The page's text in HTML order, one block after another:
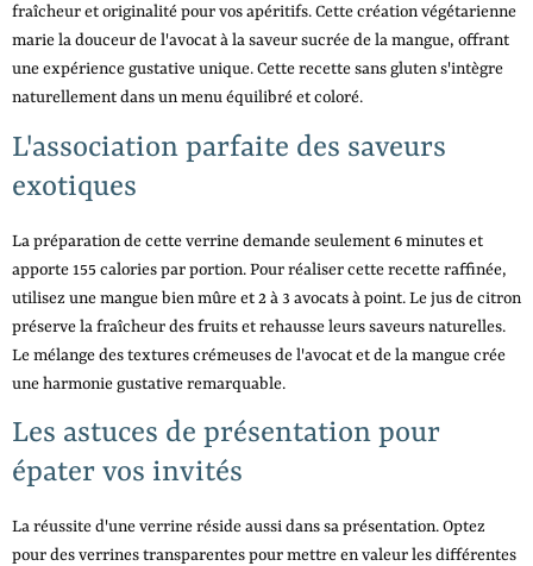
fraîcheur et originalité pour vos apéritifs. Cette création végétarienne
marie la douceur de l'avocat à la saveur sucrée de la mangue, offrant
une expérience gustative unique. Cette recette sans gluten s'intègre
naturellement dans un menu équilibré et coloré.
L'association parfaite des saveurs
exotiques
La préparation de cette verrine demande seulement 6 minutes et
apporte 155 calories par portion. Pour réaliser cette recette raffinée,
utilisez une mangue bien mûre et 2 à 3 avocats à point. Le jus de citron
préserve la fraîcheur des fruits et rehausse leurs saveurs naturelles.
Le mélange des textures crémeuses de l'avocat et de la mangue crée
une harmonie gustative remarquable.
Les astuces de présentation pour
épater vos invités
La réussite d'une verrine réside aussi dans sa présentation. Optez
pour des verrines transparentes pour mettre en valeur les différentes